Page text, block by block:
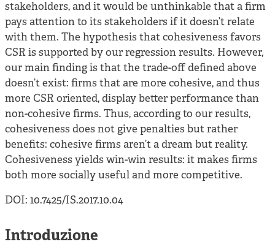
stakeholders, and it would be unthinkable that a firm
pays attention to its stakeholders if it doesn’t relate
with them. The hypothesis that cohesiveness favors
CSR is supported by our regression results. However,
our main finding is that the trade-off defined above
doesn’t exist: firms that are more cohesive, and thus
more CSR oriented, display better performance than
non-cohesive firms. Thus, according to our results,
cohesiveness does not give penalties but rather
benefits: cohesive firms aren’t a dream but reality.
Cohesiveness yields win-win results: it makes firms
both more socially useful and more competitive.
DOI: 10.7425/IS.2017.10.04
Introduzione